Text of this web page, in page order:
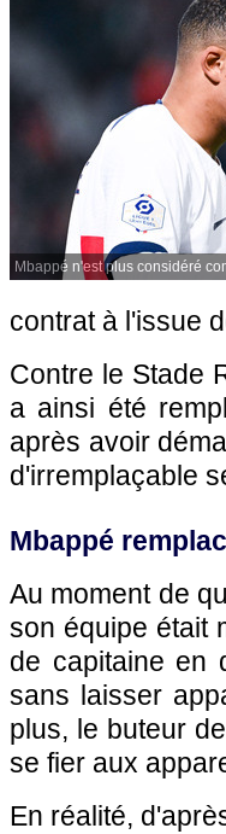
Mbappé n'est plus considéré
contrat à l'issue
Contre le Stade
a ainsi été
après avoir
d'irremplaçable
Mbappé
Au moment de
son équipe était
de capitaine en
sans laisser
plus, le buteur
se fier aux
En réalité,